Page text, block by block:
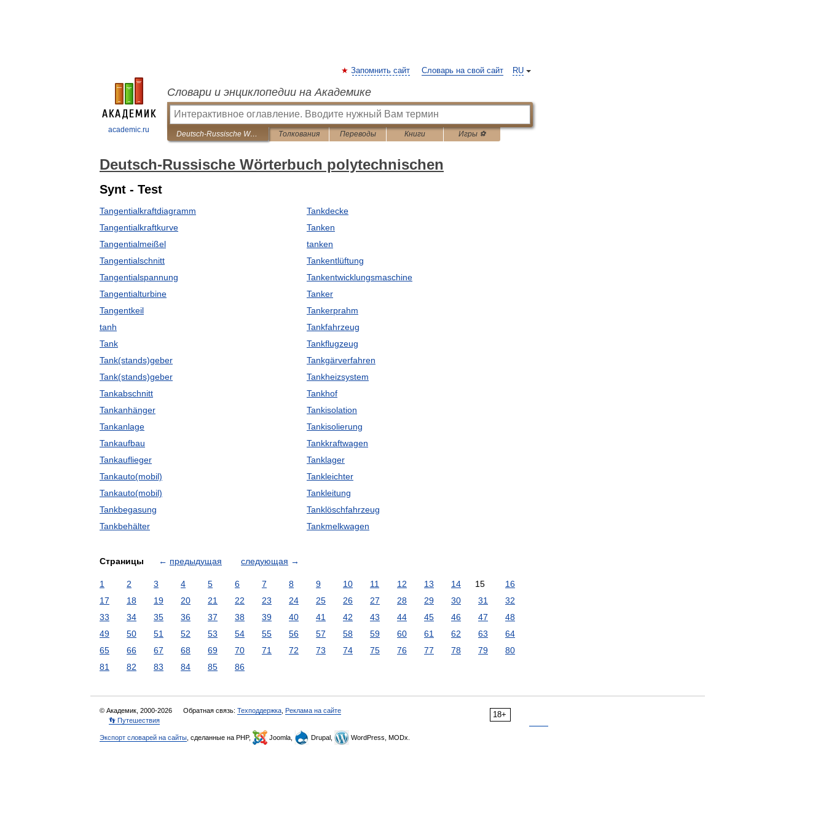
academic.ru
RU
Запомнить сайт Словарь на свой сайт
Словари и энциклопедии на Академике
Deutsch-Russische Wörterbuch polytechnischen Толкования Переводы Книги Игры ⚽
Deutsch-Russische Wörterbuch polytechnischen
Synt - Test
Tangentialkraftdiagramm
Tangentialkraftkurve
Tangentialmeißel
Tangentialschnitt
Tangentialspannung
Tangentialturbine
Tangentkeil
tanh
Tank
Tank(stands)geber
Tank(stands)geber
Tankabschnitt
Tankanhänger
Tankanlage
Tankaufbau
Tankauflieger
Tankauto(mobil)
Tankauto(mobil)
Tankbegasung
Tankbehälter
Tankdecke
Tanken
tanken
Tankentlüftung
Tankentwicklungsmaschine
Tanker
Tankerprahm
Tankfahrzeug
Tankflugzeug
Tankgärverfahren
Tankheizsystem
Tankhof
Tankisolation
Tankisolierung
Tankkraftwagen
Tanklager
Tankleichter
Tankleitung
Tanklöschfahrzeug
Tankmelkwagen
Страницы ← предыдущая следующая →
1 2 3 4 5 6 7 8 9 10 11 12 13 14 15
16
17
18 19 20 21 22 23 24 25 26 27 28 29 30 31
32
33
34 35 36 37 38 39 40 41 42 43 44 45 46 47
48
49
50 51 52 53 54 55 56 57 58 59 60 61 62 63
64
65
66 67 68 69 70 71 72 73 74 75 76 77 78 79
80
81
82 83 84 85 86
18+
© Академик, 2000-2026 Обратная связь: Техподдержка Реклама на сайте
👣 Путешествия
Экспорт словарей на сайты , сделанные на PHP, Joomla, Drupal, WordPress, MODx.